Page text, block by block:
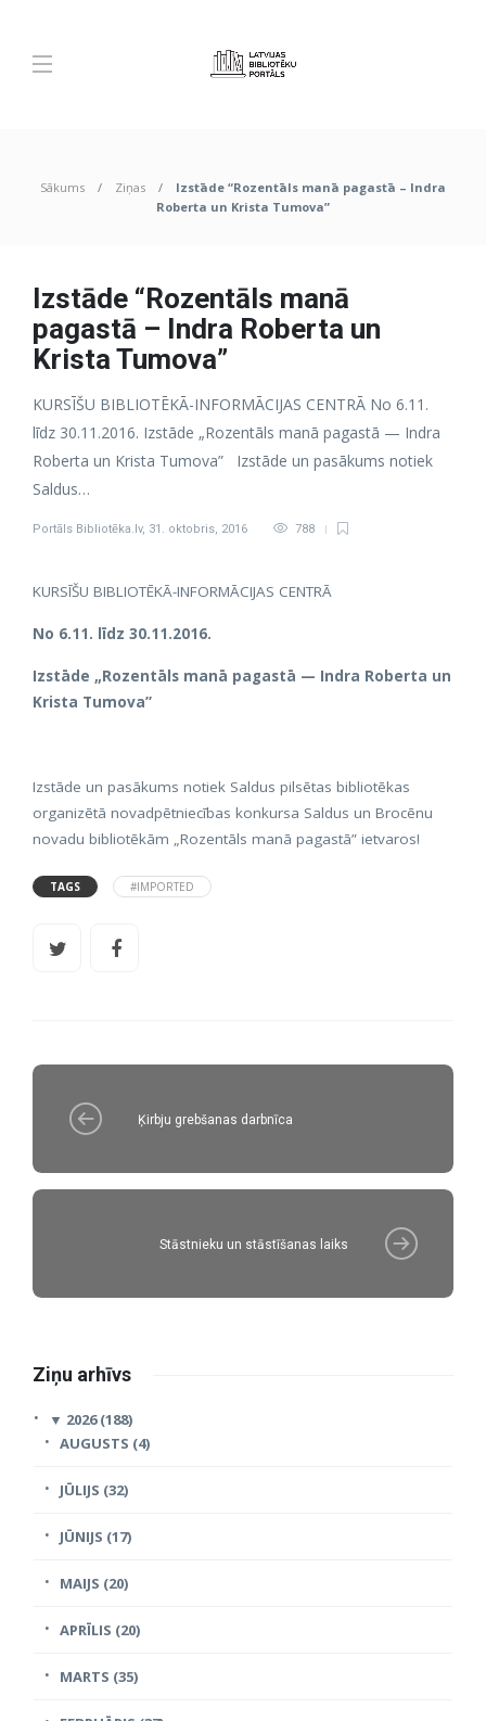
Sākums Ziņas
Izstāde “Rozentāls manā pagastā – Indra
Roberta un Krista Tumova”
Izstāde “Rozentāls manā
pagastā – Indra Roberta un
Krista Tumova”
KURSĪŠU BIBLIOTĒKĀ-INFORMĀCIJAS CENTRĀ No 6.11.
līdz 30.11.2016. Izstāde „Rozentāls manā pagastā — Indra
Roberta un Krista Tumova” Izstāde un pasākums notiek
Saldus…
Portāls Bibliotēka.lv, 31. oktobris, 2016 788
KURSĪŠU BIBLIOTĒKĀ-INFORMĀCIJAS CENTRĀ
No 6.11. līdz 30.11.2016.
Izstāde „Rozentāls manā pagastā — Indra Roberta un
Krista Tumova”
Izstāde un pasākums notiek Saldus pilsētas bibliotēkas
organizētā novadpētniecības konkursa Saldus un Brocēnu
novadu bibliotēkām „Rozentāls manā pagastā” ietvaros!
TAGS #IMPORTED
Ķirbju grebšanas darbnīca
Stāstnieku un stāstīšanas laiks
Ziņu arhīvs
▼ 2026 (188)
AUGUSTS (4)
JŪLIJS (32)
JŪNIJS (17)
MAIJS (20)
APRĪLIS (20)
MARTS (35)